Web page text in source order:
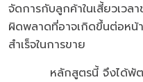
จัดการกับลูกค้าในเสี้ยวเวล
ผิดพลาดที่อาจเกิดขึ้นต่อหน้
สำเร็จในการขาย
หลักสูตรนี้ จึงได้พัฒนา